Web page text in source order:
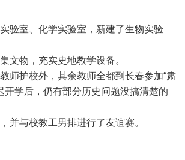
验室、化学实验室，新建了生物实验
文物，充实史地教学设备。
师护校外，其余教师全都到长春参加“肃
开学后，仍有部分历史问题没搞清楚的
并与校教工男排进行了友谊赛。